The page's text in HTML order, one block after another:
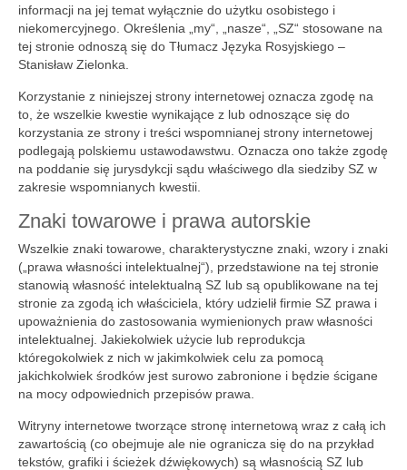
informacji na jej temat wyłącznie do użytku osobistego i
niekomercyjnego. Określenia „my“, „nasze“, „SZ“ stosowane na
tej stronie odnoszą się do Tłumacz Języka Rosyjskiego –
Stanisław Zielonka.
Korzystanie z niniejszej strony internetowej oznacza zgodę na
to, że wszelkie kwestie wynikające z lub odnoszące się do
korzystania ze strony i treści wspomnianej strony internetowej
podlegają polskiemu ustawodawstwu. Oznacza ono także zgodę
na poddanie się jurysdykcji sądu właściwego dla siedziby SZ w
zakresie wspomnianych kwestii.
Znaki towarowe i prawa autorskie
Wszelkie znaki towarowe, charakterystyczne znaki, wzory i znaki
(„prawa własności intelektualnej“), przedstawione na tej stronie
stanowią własność intelektualną SZ lub są opublikowane na tej
stronie za zgodą ich właściciela, który udzielił firmie SZ prawa i
upoważnienia do zastosowania wymienionych praw własności
intelektualnej. Jakiekolwiek użycie lub reprodukcja
któregokolwiek z nich w jakimkolwiek celu za pomocą
jakichkolwiek środków jest surowo zabronione i będzie ścigane
na mocy odpowiednich przepisów prawa.
Witryny internetowe tworzące stronę internetową wraz z całą ich
zawartością (co obejmuje ale nie ogranicza się do na przykład
tekstów, grafiki i ścieżek dźwiękowych) są własnością SZ lub